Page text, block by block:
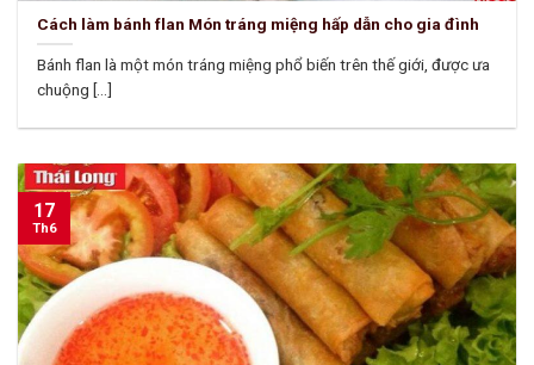
Cách làm bánh flan Món tráng miệng hấp dẫn cho gia đình
Bánh flan là một món tráng miệng phổ biến trên thế giới, được ưa
chuộng [...]
17
Th6